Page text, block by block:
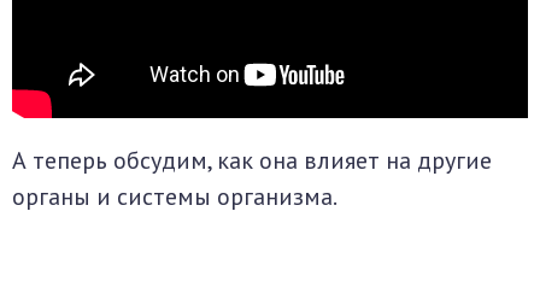
А теперь обсудим, как она влияет на другие
органы и системы организма.